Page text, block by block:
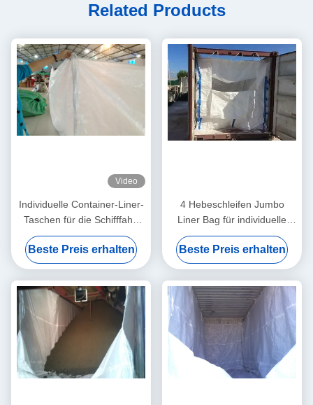
Related Products
Video
Individuelle Container-Liner-
Taschen für die Schifffahrt
Form-Fit oder Loose-Fit
Liner-Typ und 5 1
Sicherheitsverhältnis
Beste Preis erhalten
4 Hebeschleifen Jumbo
Liner Bag für individuelle
industrielle Anwendungen
Beste Preis erhalten